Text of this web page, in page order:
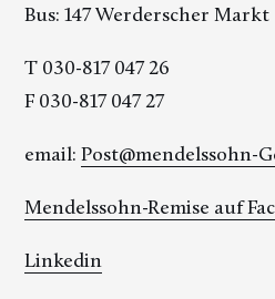
Bus: 147 Werderscher Markt
T 030-817 047 26
F 030-817 047 27
email:Post@mendelssohn-
Mendelssohn-Remise auf
Linkedin